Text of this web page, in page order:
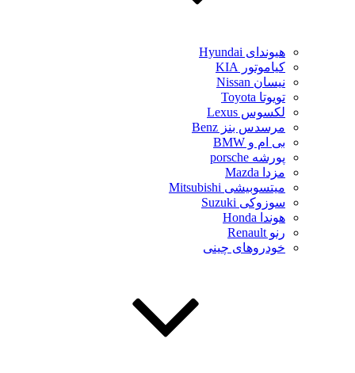
هیوندای Hyundai
کیاموتور KIA
نیسان Nissan
تویوتا Toyota
لکسوس Lexus
مرسدس بنز Benz
بی ام و BMW
پورشه porsche
مزدا Mazda
میتسوبیشی Mitsubishi
سوزوکی Suzuki
هوندا Honda
رنو Renault
خودروهای چینی